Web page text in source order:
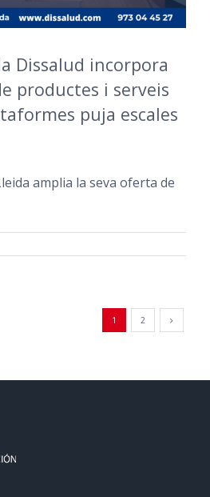
Dissalud incorpora
productes i serveis
puja escales
amplia la seva oferta de
1 2